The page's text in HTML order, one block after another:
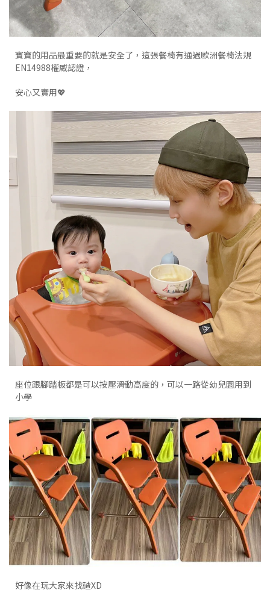
寶寶的用品最重要的就是安全了，這張餐椅有通過歐洲餐椅法規
EN14988權威認證，
安心又實用💖
座位跟腳踏板都是可以按壓滑動高度的，可以一路從幼兒園用到
小學
好像在玩大家來找碴XD